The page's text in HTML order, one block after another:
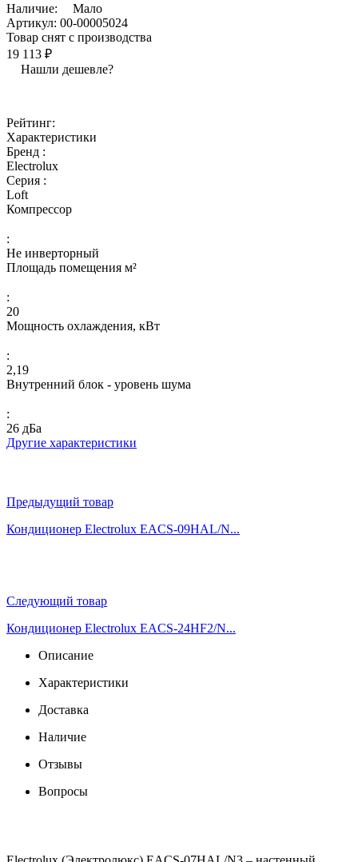
Наличие:
Мало
Артикул: 00-00005024
Товар снят с производства
19 113 ₽
Нашли дешевле?
Рейтинг:
Характеристики
Бренд :
Electrolux
Серия :
Loft
Компрессор
:
Не инверторный
Площадь помещения м²
:
20
Мощность охлаждения, кВт
:
2,19
Внутренний блок - уровень шума
:
26 дБа
Другие характеристики
Предыдущий товар
Кондиционер Electrolux EACS-09HAL/N...
Следующий товар
Кондиционер Electrolux EACS-24HF2/N...
Описание
Характеристики
Доставка
Наличие
Отзывы
Вопросы